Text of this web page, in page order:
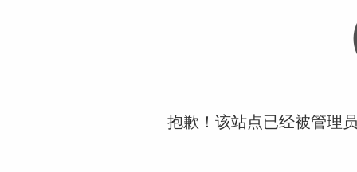
抱歉！该站点已经被管理